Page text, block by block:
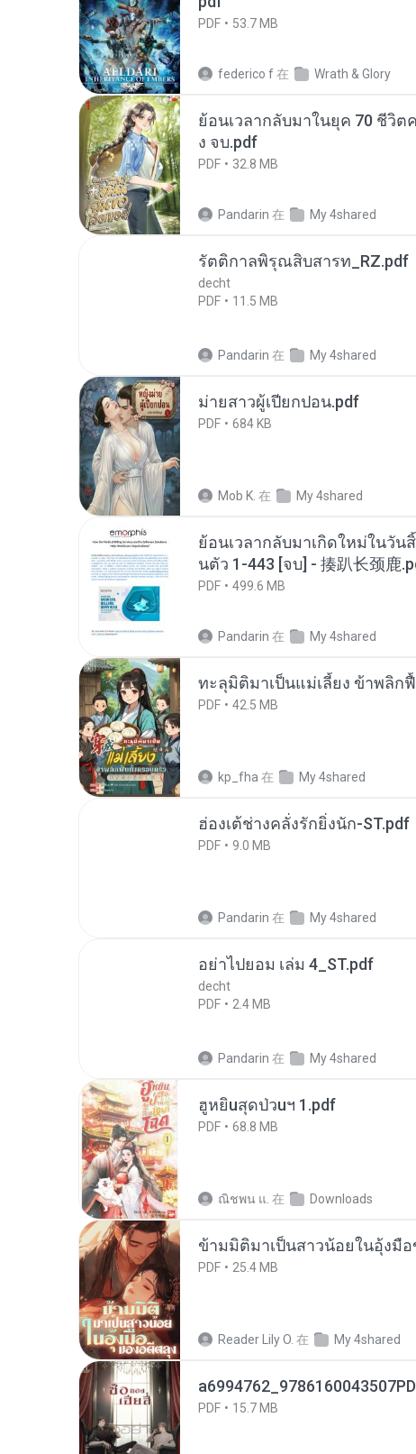
PDF 53.7 MB
federico f在 Wrath & Glory
ย้อนเวลากลับมาในยุค 70 ชีวิต
ง จบ.pdf
PDF 32.8 MB
Pandarin 在 My 4shared
รัตติกาลพิรุณสิบสารท_RZ.pdf
decht
PDF
11.5 MB
Pandarin 在 My 4shared
ม่ายสาวผู้เปียกปอน.pdf
PDF 684 KB
Mob K. 在 My 4shared
ย้อนเวลากลับมาเกิดใหม่ในวั
นตัว 1-443 [จบ] - 揍趴长颈鹿
PDF 499.6 MB
Pandarin 在 My 4shared
ทะลุมิติมาเป็นแม่เลี้ยง ข้าพลิก
PDF 42.5 MB
kp_fha 在 My 4shared
ฮ่องเต้ช่างคลั่งรักยิ่งนัก-ST.pdf
PDF 9.0 MB
Pandarin 在 My 4shared
อย่าไปยอม เล่ม 4_ST.pdf
decht
PDF
2.4 MB
Pandarin 在 My 4shared
ฮูหยิuสุดป่วuฯ 1.pdf
PDF 68.8 MB
ณิชพน แ. 在 Downloads
ข้ามมิติมาเป็นสาวน้อยในอุ้งมื
PDF 25.4 MB
Reader Lily O. 在 My 4shared
PDF 15.7 MB